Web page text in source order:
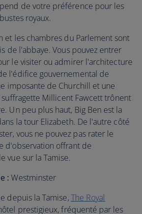
de votre préférence pour les
royaux.
et les chambres du Parlement sont
de l'abbaye. Vous pouvez entrer
le visiter ou admirer l'architecture
l'édifice gouvernemental de
imposante de Churchill et une
Millicent Fawcett trônent
Un peu plus haut, Big Ben est la
la tour Elizabeth. De l'autre côté
vous ne pouvez pas rater le
d'observation offrant de
vue sur la Tamise.
: Westminster
depuis la Tamise,The Royal
prestigieux, fréquenté par les